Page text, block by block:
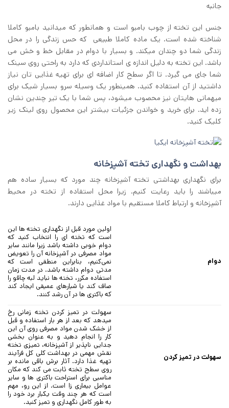
جانبه
جنس این تخته از چوب بامبو است و همانطور که میدانید بامبو کاملا
شناخته شده است. یک ماده کاملا طبیعی که حس زندگی را در محل
زندگی شما دو چندان میکند. و بسیار با دوام در مقابل خط و خش می
باشد. این تخته به دلیل اندازه ی استانداردی که دارد به راحتی روی سینک
شما جای می گیرد. تا اگر سطح کار اضافه ای برای تهیه غذایی تان نیاز
داشتید از آن استفاده کنید. همینطور یک وسیله سرو بسیار شیک برای
میهمانی هایتان نیز محصوب میشود، پس شما با یک تیر چندین نشان
زده اید. برای خرید و خواندن جزئیات بیشتر این محصول روی لینک زیر
کلیک کنید.
بهداشت و نگهداری تخته آشپزخانه
برای نگهداری بهداشتی تخته آشپزخانه چند مورد که بسیار ساده هم
میباشند را باید رعایت کنیم. زیرا محل استفاده از تخته در محیط
آشپزخانه و ارتباط کاملا مستقیم با مواد غذایی دارند.
دوام
اولین مورد قبل از نگهداری تخته ها این
است که تخته ای را انتخاب کنید که
دوام خوبی داشته باشد زیرا مانند سایر
مواد مصرفی در آشپزخانه آن را تعویض
نمی‌کنیم، بنابراین منطقی است که
مدتی دوام داشته باشد. در مدت زمان
استفاده مکرر، تخته ها نباید لبه چاقو را
صاف کند یا شیارهای عمیقی ایجاد کند
که باکتری ها در آن رشد کنند.
سهولت در تمیز کردن
سهولت در تمیز کردن تخته زمانی رخ
میدهد که بعد از هر بار استفاده و قبل
از خشک شدن مواد مصرفی روی آن این
کار را انجام دهید و به عنوان بخشی
جدایی ناپذیر از آشپزخانه، تمیزی تخته
نقش مهمی در بهداشت کلی کل فرآیند
تهیه غذا دارد. آثار برش باقی مانده بر
روی سطح تخته ثابت می کند که مکان
مناسبی برای استراحت باکتری ها و سایر
عوامل بیماری زا است. از این رو، مهم
است که هر چند وقت یکبار برد خود را
به طور کامل نگهداری و تمیز کنید.